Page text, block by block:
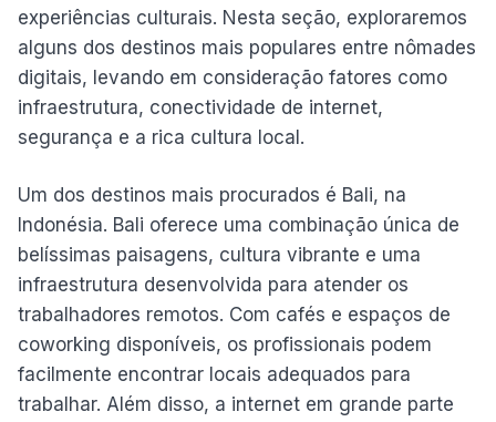
experiências culturais. Nesta seção, exploraremos
alguns dos destinos mais populares entre nômades
digitais, levando em consideração fatores como
infraestrutura, conectividade de internet,
segurança e a rica cultura local.
Um dos destinos mais procurados é Bali, na
Indonésia. Bali oferece uma combinação única de
belíssimas paisagens, cultura vibrante e uma
infraestrutura desenvolvida para atender os
trabalhadores remotos. Com cafés e espaços de
coworking disponíveis, os profissionais podem
facilmente encontrar locais adequados para
trabalhar. Além disso, a internet em grande parte